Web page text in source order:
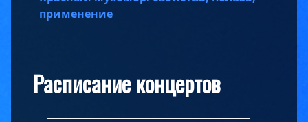
применение
Расписание концертов